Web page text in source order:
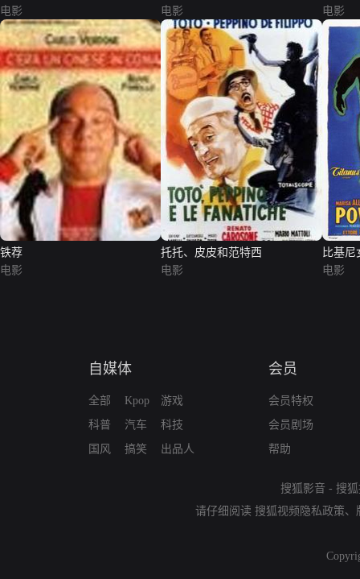
电影
电影
电影
铁荐
电影
托托、皮皮和范特西
电影
比基尼
电影
自媒体
全部
科普
国风
Kpop
汽车
搞笑
游戏
科技
出品人
会员
会员特权
会员剧场
帮助
搜狐影音 - 搜
请仔细阅读 搜狐视频隐私政策、